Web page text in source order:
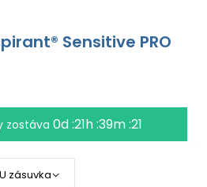
Sensitive PRO
zostáva 0d :21h :39m :20